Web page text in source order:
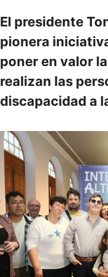
El presidente
pionera
poner en valor
realizan las
discapacidad a